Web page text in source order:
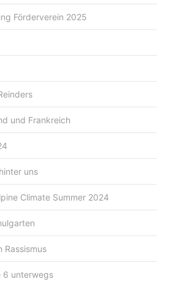
Förderverein 2025
und Frankreich
uns
Climate Summer 2024
Rassismus
6 unterwegs